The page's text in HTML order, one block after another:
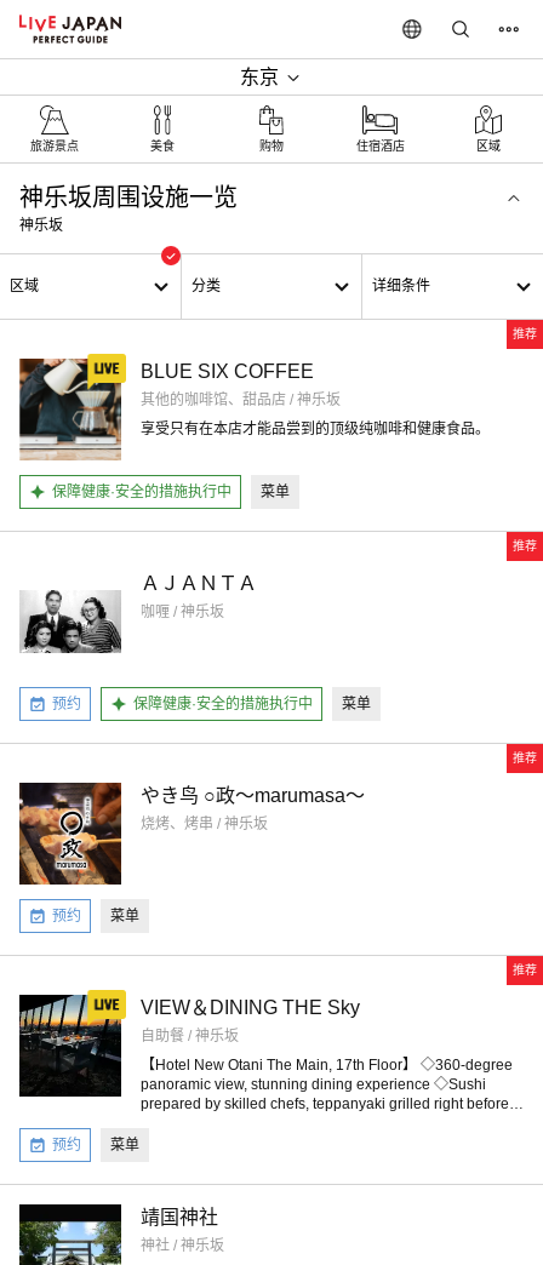
东京
旅游景点 美食 购物 住宿酒店 区域
神乐坂周围设施一览
神乐坂
区域 分类 详细条件
推荐
BLUE SIX COFFEE
其他的咖啡馆、甜品店 / 神乐坂
享受只有在本店才能品尝到的顶级纯咖啡和健康食品。
保障健康·安全的措施执行中 菜单
推荐
ＡＪＡＮＴＡ
咖喱 / 神乐坂
预约 保障健康·安全的措施执行中 菜单
推荐
やき鸟 ○政～marumasa～
烧烤、烤串 / 神乐坂
预约 菜单
推荐
VIEW＆DINING THE Sky
自助餐 / 神乐坂
【Hotel New Otani The Main, 17th Floor】 ◇360-degree
panoramic view, stunning dining experience ◇Sushi
prepared by skilled chefs, teppanyaki grilled right before
预约 菜单
靖国神社
神社 / 神乐坂